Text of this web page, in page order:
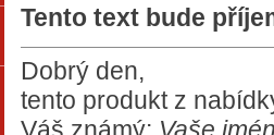
Tento text bude
Dobrý den,
tento produkt z